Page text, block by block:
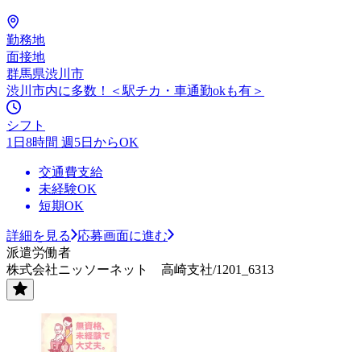
勤務地
面接地
群馬県渋川市
渋川市内に多数！＜駅チカ・車通勤okも有＞
シフト
1日8時間 週5日からOK
交通費支給
未経験OK
短期OK
詳細を見る
応募画面に進む
派遣労働者
株式会社ニッソーネット 高崎支社/1201_6313